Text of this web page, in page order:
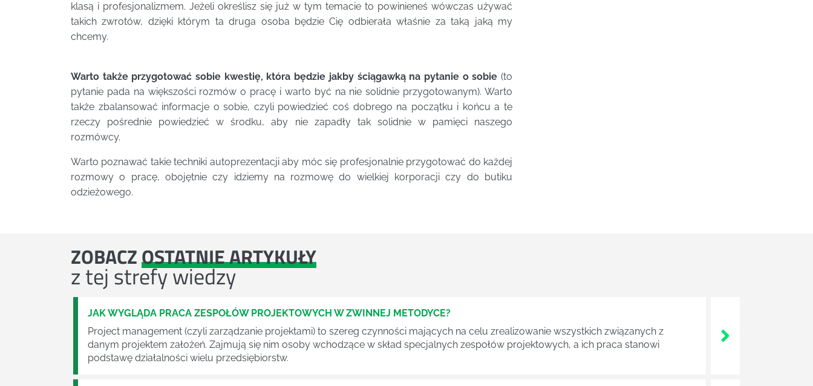
klasą i profesjonalizmem. Jeżeli określisz się już w tym temacie to powinieneś wówczas używać
takich zwrotów, dzięki którym ta druga osoba będzie Cię odbierała właśnie za taką jaką my
chcemy.
Warto także przygotować sobie kwestię, która będzie jakby ściągawką na pytanie o sobie (to
pytanie pada na większości rozmów o pracę i warto być na nie solidnie przygotowanym). Warto
także zbalansować informacje o sobie, czyli powiedzieć coś dobrego na początku i końcu a te
rzeczy pośrednie powiedzieć w środku, aby nie zapadły tak solidnie w pamięci naszego
rozmówcy.
Warto poznawać takie techniki autoprezentacji aby móc się profesjonalnie przygotować do każdej
rozmowy o pracę, obojętnie czy idziemy na rozmowę do wielkiej korporacji czy do butiku
odzieżowego.
ZOBACZOSTATNIE ARTYKUŁY
z tej strefy wiedzy
JAK WYGLĄDA PRACA ZESPOŁÓW PROJEKTOWYCH W ZWINNEJ METODYCE?
Project management (czyli zarządzanie projektami) to szereg czynności mających na celu zrealizowanie wszystkich związanych z
danym projektem założeń. Zajmują się nim osoby wchodzące w skład specjalnych zespołów projektowych, a ich praca stanowi
podstawę działalności wielu przedsiębiorstw.